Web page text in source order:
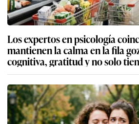
Los expertos en psicología
mantienen la calma en la fila
cognitiva, gratitud y no solo